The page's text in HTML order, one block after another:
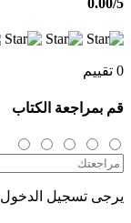
0.00/5
0 تقييم
قم بمراجعة الكتاب
يرجى تسجيل